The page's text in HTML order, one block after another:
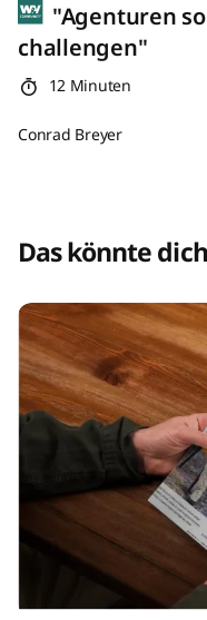
"Agenturen
challengen"
12 Minuten
Conrad Breyer
Das könnte